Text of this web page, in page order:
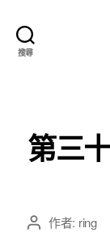
搜尋
第三
文 作者: ring